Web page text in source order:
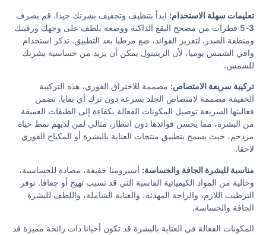
تعليمات سهلة الاستخدام: ابدأ بتنظيف وتجفيف بشرتك جيدا. قم بصرف
3-5 قطرات من مصحح البقع الداكنة ووضعه بلطف على وجهك ورقبتك
ومنطقة الصدر. لتعزيز الفوائد، ضع مرطبا بعد التطبيق. تذكر استخدام
واقي الشمس يوميا، لأن الريتينول يمكن أن يزيد من حساسية بشرتك
للشمس.
تركيبة سريعة الامتصاص: مصممة للاختراق الفوري، هذه التركيبة
الخفيفة مصممة لامتصاص الجلد بسرعة دون ترك أي بقايا. تضمن
فعاليتها السريعة توصيل المكونات الفعالة بكفاءة إلى الطبقات العميقة
من البشرة، مما يحسن فوائدها دون انتظار. مثالي لمن لديهم نمط حياة
مزدحم، حيث يسمح بتطبيق منتجات العناية بالبشرة أو المكياج الفوري
لاحقا.
مناسبة للبشرة الجافة والحساسة: أسيرومنا خفيفة، مضادة للحساسية،
وخالية من المواد الكيميائية القاسية التي قد تسبب تهيج أو جفافا. توفر
الترطيب اللازم، والراحة المهدئة، والعناية الشاملة، واللطف للبشرة
الجافة والحساسة.
المكونات الفعالة في العناية بالبشرة قد تكون أحيانا ذات رائحة مميزة قد